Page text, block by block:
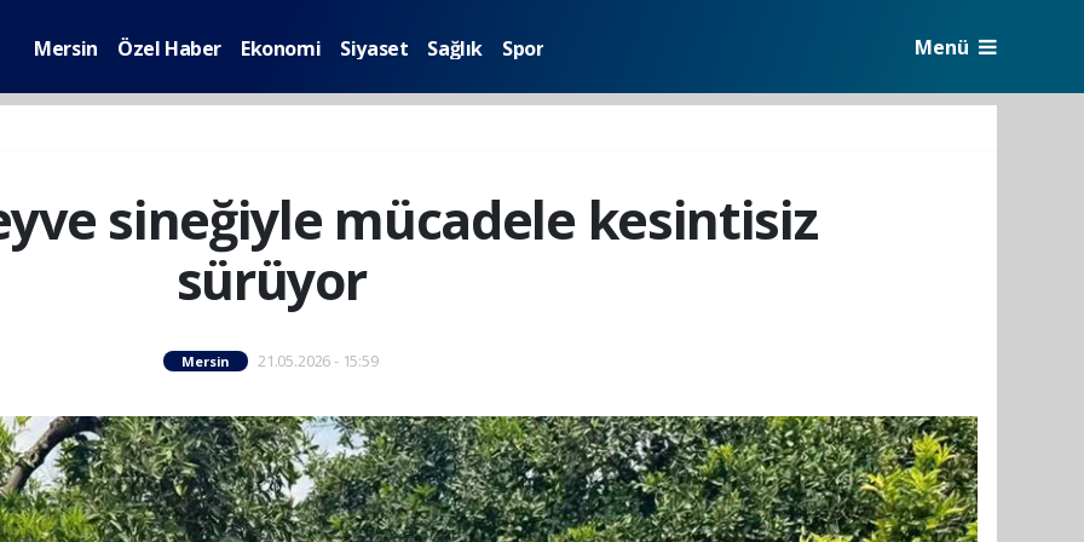
Mersin Özel Haber Ekonomi Siyaset Sağlık Spor Menü
sineğiyle mücadele kesintisiz
sürüyor
Mersin 21.05.2026 - 15:59